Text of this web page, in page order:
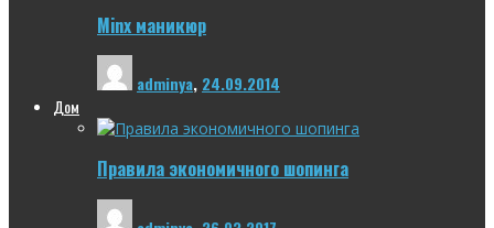
Minx маникюр
adminya, 24.09.2014
Дом
Правила экономичного шопинга